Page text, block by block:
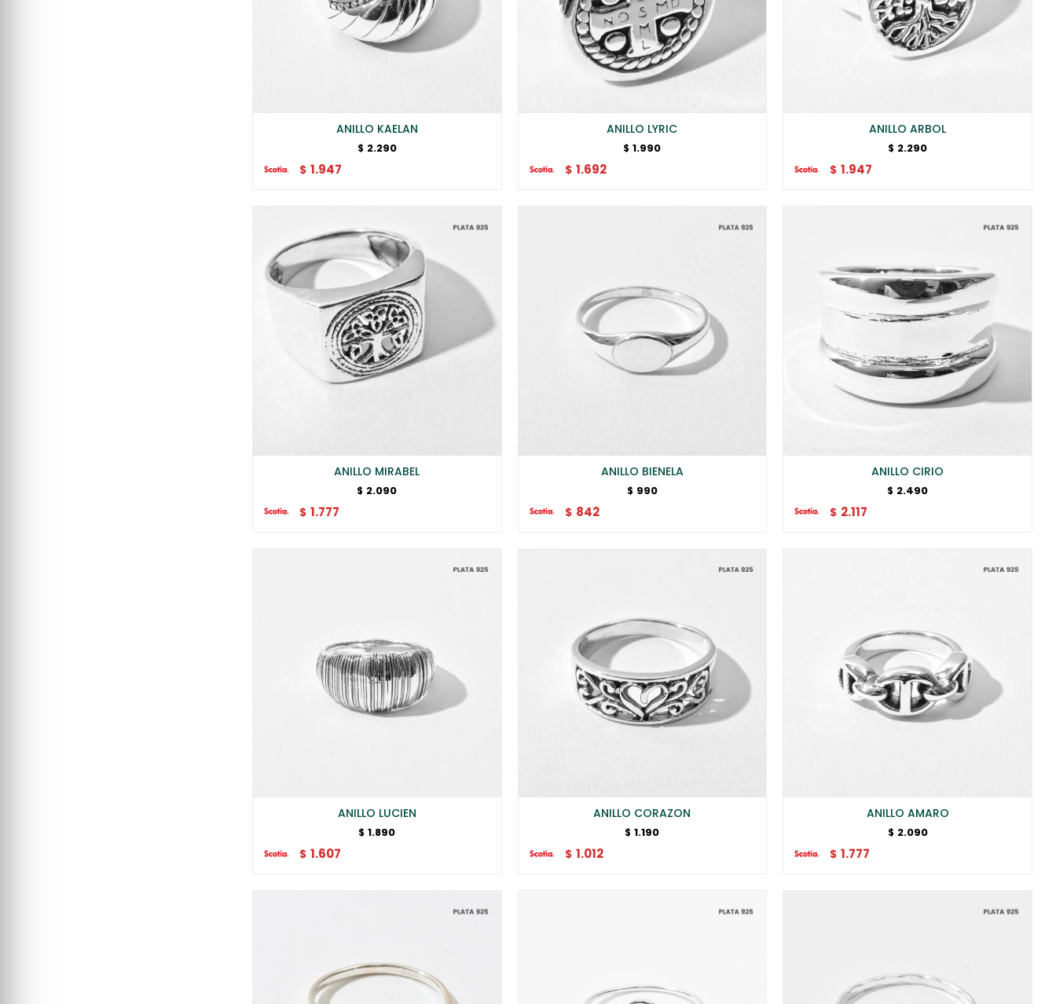
ANILLO KAELAN
$ 2.290
$ 1.947
ANILLO LYRIC
$ 1.990
$ 1.692
ANILLO ARBOL
$ 2.290
$ 1.947
ANILLO MIRABEL
$ 2.090
$ 1.777
ANILLO BIENELA
$ 990
$ 842
ANILLO CIRIO
$ 2.490
$ 2.117
ANILLO LUCIEN
$ 1.890
$ 1.607
ANILLO CORAZON
$ 1.190
$ 1.012
ANILLO AMARO
$ 2.090
$ 1.777